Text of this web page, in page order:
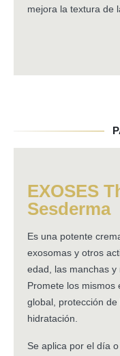
mejora la textura de
EXOSES
Sesderma
Es una potente
exosomas y otros
edad, las manchas y
Promete los mismos
global, protección
hidratación.
Se aplica por el día